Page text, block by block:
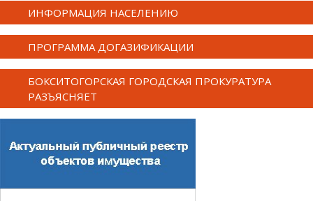
ИНФОРМАЦИЯ НАСЕЛЕНИЮ
ПРОГРАММА ДОГАЗИФИКАЦИИ
БОКСИТОГОРСКАЯ ГОРОДСКАЯ ПРОКУРАТУРА
РАЗЪЯСНЯЕТ